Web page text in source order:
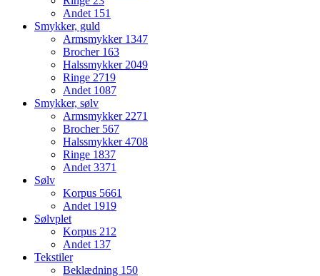
Andet 151
Smykker, guld
Armsmykker 1347
Brocher 163
Halssmykker 2049
Ringe 2719
Andet 1087
Smykker, sølv
Armsmykker 2271
Brocher 567
Halssmykker4708
Ringe 1837
Andet 3371
Sølv
Korpus 5661
Andet 1919
Sølvplet
Korpus 212
Andet 137
Tekstiler
Beklædning 150